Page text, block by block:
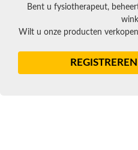
Bent u fysiotherapeut,
Wilt u onze producten